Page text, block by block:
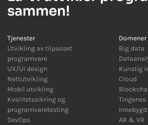
sammen!
Tjenester
Utvikling av tilpasset
programvare
UX/UI design
Nettutvikling
Mobil utvikling
Kvalitetssikring og
programvaretesting
DevOps
Domener
Big data
Kunstig
Cloud
Innebygd
AR & VR